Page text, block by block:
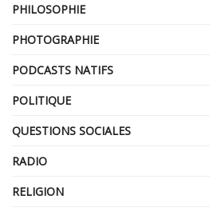
PHILOSOPHIE
PHOTOGRAPHIE
PODCASTS NATIFS
POLITIQUE
QUESTIONS SOCIALES
RADIO
RELIGION